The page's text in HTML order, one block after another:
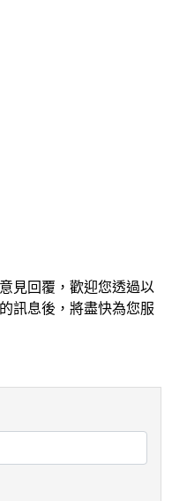
見回覆，歡迎您透過以
訊息後，將盡快為您服